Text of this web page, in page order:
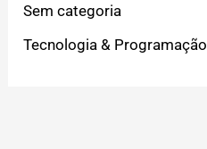
Sem categoria
Tecnologia & Programação